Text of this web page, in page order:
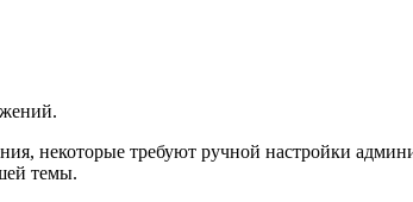
некоторые требуют ручной настройки
темы.